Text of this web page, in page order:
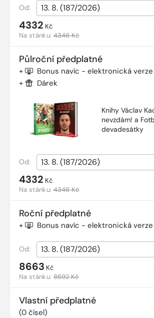
Od:
4332 Kč
Na stánku:4346 Kč
Půlroční předplatné
+ Bonus navíc - elektronická
+ Dárek
Knihy Václav
nevzdám! a
devadesátky
Od:
4332 Kč
Na stánku:4346 Kč
Roční předplatné
+ Bonus navíc - elektronická
Od:
8663 Kč
Na stánku:8692 Kč
Vlastní předplatné
(0 čísel)